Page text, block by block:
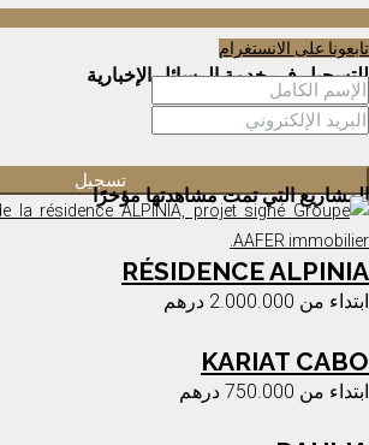
تابعونا على الانستغرام
للتسجيل في خدمة الرسائل الإخبارية
المشاريع التي تمت مشاهدتها مؤخرًا
RÉSIDENCE ALPINIA
ابتداء من 2.000.000 درهم
KARIAT CABO
ابتداء من 750.000 درهم